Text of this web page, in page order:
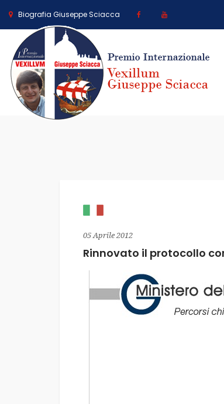
Biografia Giuseppe Sciacca
05 Aprile 2012
Rinnovato il protocollo